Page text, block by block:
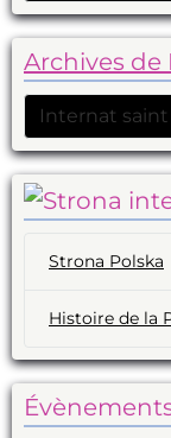
Archives de
Strona Polska
Histoire de la